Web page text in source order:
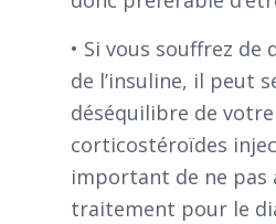
• Si vous souffrez
de l’insuline, il peut
déséquilibre de
corticostéroïdes
important de ne
traitement pour le